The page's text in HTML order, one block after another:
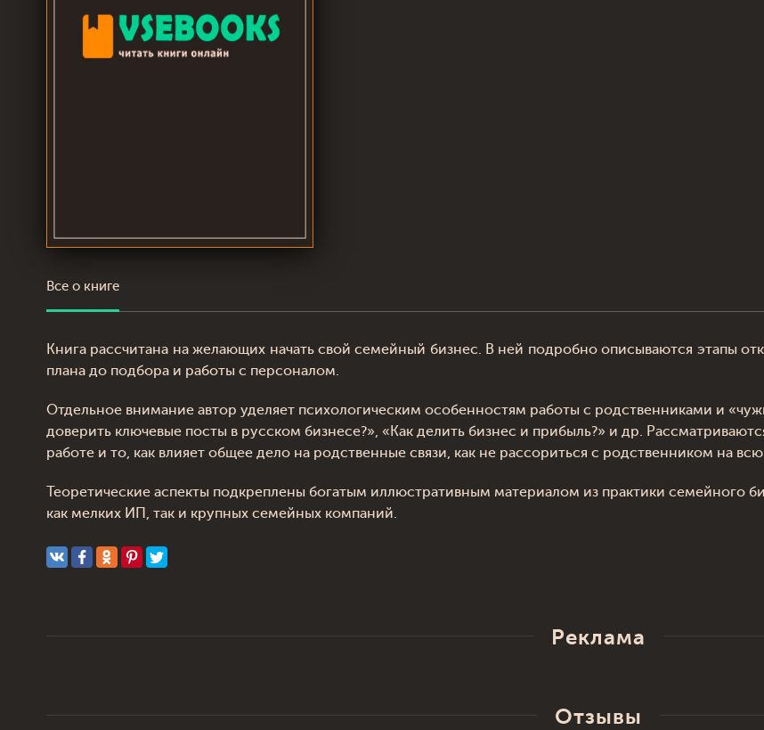
Все о книге
Книга рассчитана на желающих начать свой семейный бизнес. В ней подробно описываются этапы
плана до подбора и работы с персоналом.
Отдельное внимание автор уделяет психологическим особенностям работы с родственниками и
доверить ключевые посты в русском бизнесе?», «Как делить бизнес и прибыль?» и др.
работе и то, как влияет общее дело на родственные связи, как не рассориться с родственником на
Теоретические аспекты подкреплены богатым иллюстративным материалом из практики семейного
как мелких ИП, так и крупных семейных компаний.
Реклама
Отзывы